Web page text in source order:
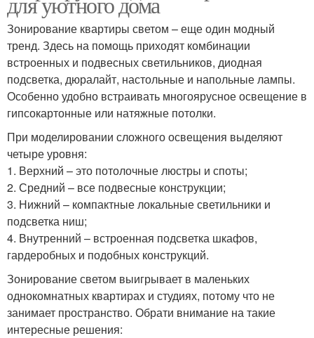
Зонирование квартиры светом – еще один модный
тренд. Здесь на помощь приходят комбинации
встроенных и подвесных светильников, диодная
подсветка, дюралайт, настольные и напольные лампы.
Особенно удобно встраивать многоярусное освещение в
гипсокартонные или натяжные потолки.
При моделировании сложного освещения выделяют
четыре уровня:
1. Верхний – это потолочные люстры и споты;
2. Средний – все подвесные конструкции;
3. Нижний – компактные локальные светильники и
подсветка ниш;
4. Внутренний – встроенная подсветка шкафов,
гардеробных и подобных конструкций.
Зонирование светом выигрывает в маленьких
однокомнатных квартирах и студиях, потому что не
занимает пространство. Обрати внимание на такие
интересные решения: